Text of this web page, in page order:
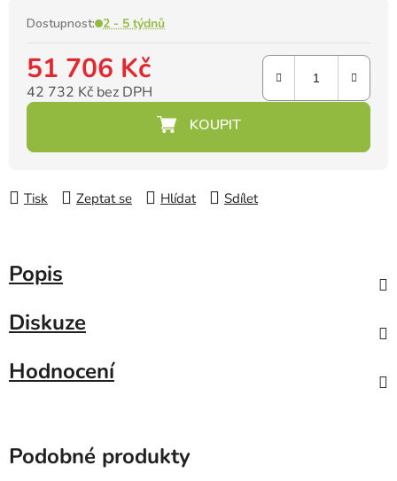
Dostupnost: 2 - 5 týdnů
51 706 Kč
42 732 Kč bez DPH
Tisk Zeptat se Hlídat Sdílet
Popis
Diskuze
Hodnocení
Podobné produkty